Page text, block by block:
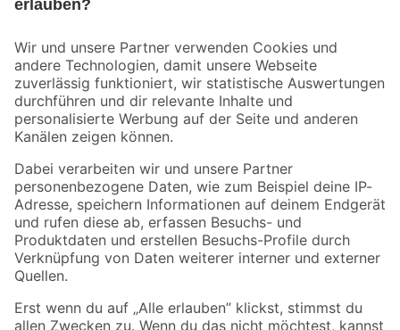
Der toom Newsletter: Keine Angebote und Aktionen mehr verpassen!
Zur Newsletter Anmeldung
Folge uns
Zahlungsarten Versandarten
Sicher einkaufen